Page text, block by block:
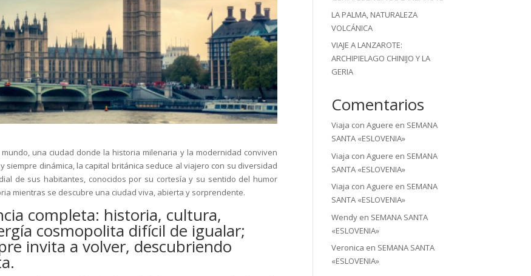
una ciudad donde la historia milenaria y la modernidad conviven
siempre dinámica, la capital británica seduce al viajero con su diversidad
de sus habitantes, conocidos por su cortesía y su sentido del humor
mientras se descubre una ciudad viva, abierta y sorprendente.
completa: historia, cultura,
cosmopolita difícil de igualar;
invita a volver, descubriendo
LA PALMA, NATURALEZA
VOLCÁNICA
VIAJE A LANZAROTE:
ARCHIPIELAGO CHINIJO Y LA
GERIA
Comentarios
Viaja con Aguere en SEMANA
SANTA «ESLOVENIA»
Viaja con Aguere en SEMANA
SANTA «ESLOVENIA»
Viaja con Aguere en SEMANA
SANTA «ESLOVENIA»
Wendy en SEMANA SANTA
«ESLOVENIA»
Veronica en SEMANA SANTA
«ESLOVENIA»